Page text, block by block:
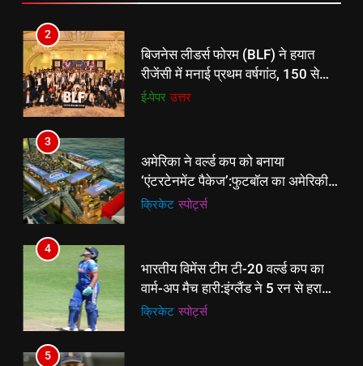
2
बिजनेस लीडर्स फोरम (BLF) ने हयात
रीजेंसी में मनाई प्रथम वर्षगांठ, 150 से
अधिक उद्योगपति एवं पेशेवर हुए शामिल
ई-पेपर उत्तर
3
अमेरिका ने वर्ल्ड कप को बनाया
‘एंटरटेनमेंट पैकेज’:फुटबॉल का अमेरिकी
मेकओवर, कई मेगा कॉन्सर्ट; मशहूर हस्तियों
क्रिकेट ‎स्पोर्ट्स
4
भारतीय विमेंस टीम टी-20 वर्ल्ड कप का
वार्म-अप मैच हारी:इंग्लैंड ने 5 रन से हराया;
ऋचा घोष की फिफ्टी बेकार
क्रिकेट ‎स्पोर्ट्स
5